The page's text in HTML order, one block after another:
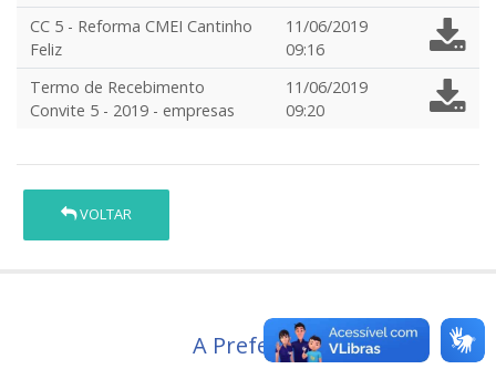
CC 5 - Reforma CMEI Cantinho
Feliz
11/06/2019
09:16
Termo de Recebimento
Convite 5 - 2019 - empresas
11/06/2019
09:20
VOLTAR
A Prefeitura